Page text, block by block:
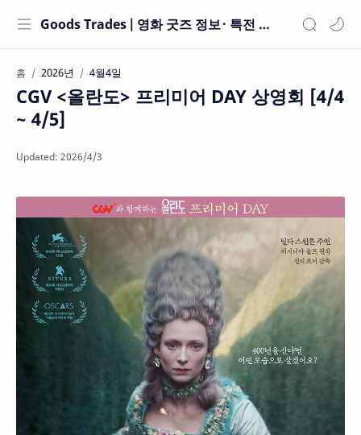
Goods Trades | 영화 굿즈 정보 · 특전 현황
홈 2026년 4월4일
CGV <올란도> 프리미어 DAY 상영회 [4/4
~ 4/5]